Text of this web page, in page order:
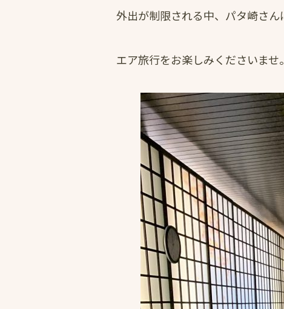
外出が制限される中、パタ崎さ
エア旅行をお楽しみくださいませ。